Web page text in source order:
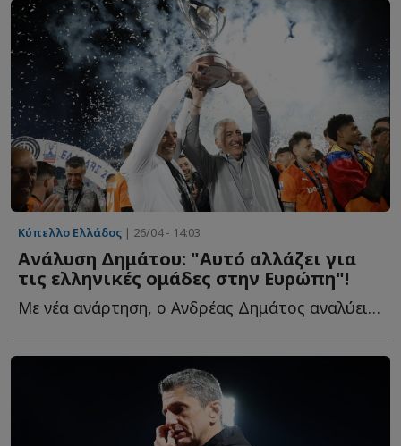
Κύπελλο Ελλάδος | 26/04 - 14:03
Ανάλυση Δημάτου: "Αυτό αλλάζει για
τις ελληνικές ομάδες στην Ευρώπη"!
Με νέα ανάρτηση, ο Ανδρέας Δημάτος αναλύει τον τρόπο μ...